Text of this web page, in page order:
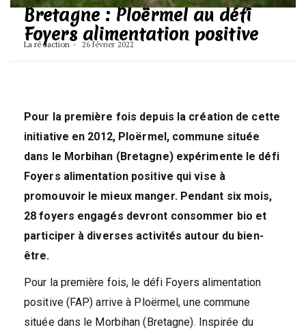
Bretagne : Ploërmel au défi
Foyers alimentation positive
La rédaction 26 février 2022
Pour la première fois depuis la création de cette
initiative en 2012, Ploërmel, commune située
dans le Morbihan (Bretagne) expérimente le défi
Foyers alimentation positive qui vise à
promouvoir le mieux manger. Pendant six mois,
28 foyers engagés devront consommer bio et
participer à diverses activités autour du bien-
être.
Pour la première fois, le défi Foyers alimentation
positive (FAP) arrive à Ploërmel, une commune
située dans le Morbihan (Bretagne). Inspirée du